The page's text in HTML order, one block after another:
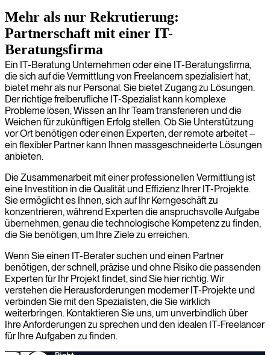
Mehr als nur Rekrutierung:
Partnerschaft mit einer IT-
Beratungsfirma
Ein IT-Beratung Unternehmen oder eine IT-Beratungsfirma,
die sich auf die Vermittlung von Freelancern spezialisiert hat,
bietet mehr als nur Personal. Sie bietet Zugang zu Lösungen.
Der richtige freiberufliche IT-Spezialist kann komplexe
Probleme lösen, Wissen an Ihr Team transferieren und die
Weichen für zukünftigen Erfolg stellen. Ob Sie Unterstützung
vor Ort benötigen oder einen Experten, der remote arbeitet –
ein flexibler Partner kann Ihnen massgeschneiderte Lösungen
anbieten.
Die Zusammenarbeit mit einer professionellen Vermittlung ist
eine Investition in die Qualität und Effizienz Ihrer IT-Projekte.
Sie ermöglicht es Ihnen, sich auf Ihr Kerngeschäft zu
konzentrieren, während Experten die anspruchsvolle Aufgabe
übernehmen, genau die technologische Kompetenz zu finden,
die Sie benötigen, um Ihre Ziele zu erreichen.
Wenn Sie einen IT-Berater suchen und einen Partner
benötigen, der schnell, präzise und ohne Risiko die passenden
Experten für Ihr Projekt findet, sind Sie hier richtig. Wir
verstehen die Herausforderungen moderner IT-Projekte und
verbinden Sie mit den Spezialisten, die Sie wirklich
weiterbringen. Kontaktieren Sie uns, um unverbindlich über
Ihre Anforderungen zu sprechen und den idealen IT-Freelancer
für Ihre Aufgaben zu finden.